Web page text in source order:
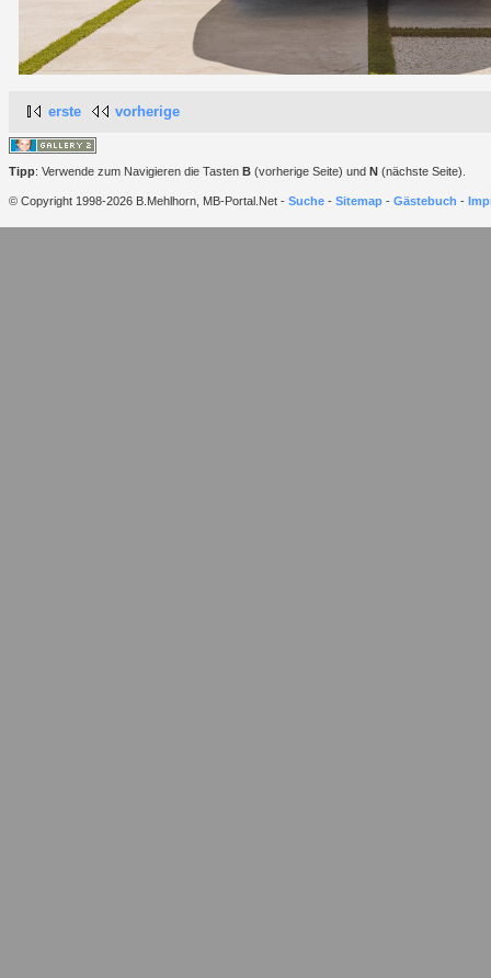
erste vorherige
Tipp: Verwende zum Navigieren die Tasten B (vorherige Seite) und N (nächste Seite).
© Copyright 1998-2026 B.Mehlhorn, MB-Portal.Net - Suche - Sitemap - Gästebuch -